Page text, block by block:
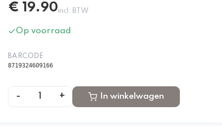
€ 19.90incl. BTW
Op voorraad
BARCODE
8719324609166
- + In winkelwagen